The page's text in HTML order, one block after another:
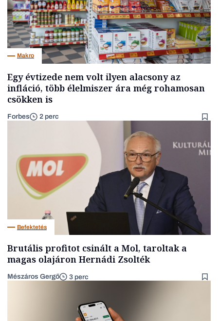
Makro
Egy évtizede nem volt ilyen alacsony az
infláció, több élelmiszer ára még rohamosan
csökken is
Forbes 2 perc
Befektetés
Brutális profitot csinált a Mol, taroltak a
magas olajáron Hernádi Zsolték
Mészáros Gergő 3 perc